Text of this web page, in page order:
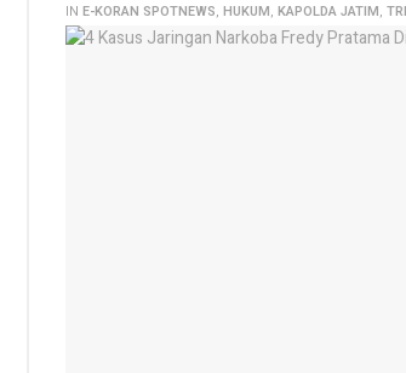
IN E-KORAN SPOTNEWS, HUKUM, KAPOLDA JATIM,